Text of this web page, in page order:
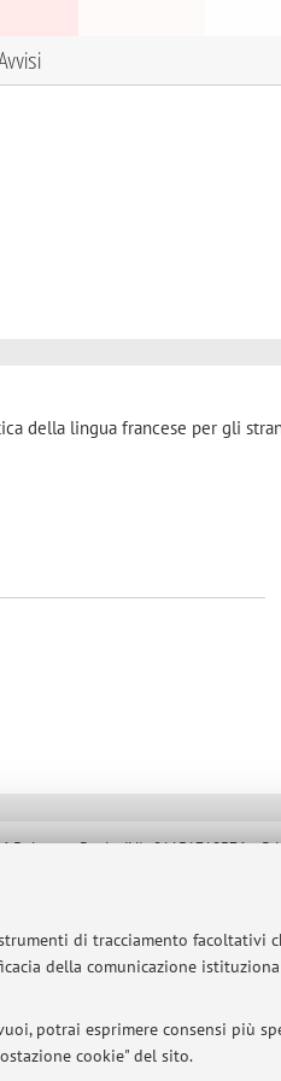
di tracciamento facoltativi
della comunicazione
potrai esprimere consensi più
cookie" del sito.
della lingua francese per gli
Bologna - Partita IVA: 01131710376